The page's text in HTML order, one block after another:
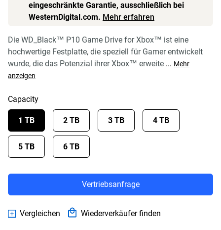
eingeschränkte Garantie, ausschließlich bei
WesternDigital.com. Mehr erfahren
Die WD_Black™ P10 Game Drive for Xbox™ ist eine
hochwertige Festplatte, die speziell für Gamer entwickelt
wurde, die das Potenzial ihrer Xbox™ erweite ... Mehr
anzeigen
Capacity
1 TB 2 TB 3 TB 4 TB
5 TB 6 TB
Vertriebsanfrage
Vergleichen Wiederverkäufer finden